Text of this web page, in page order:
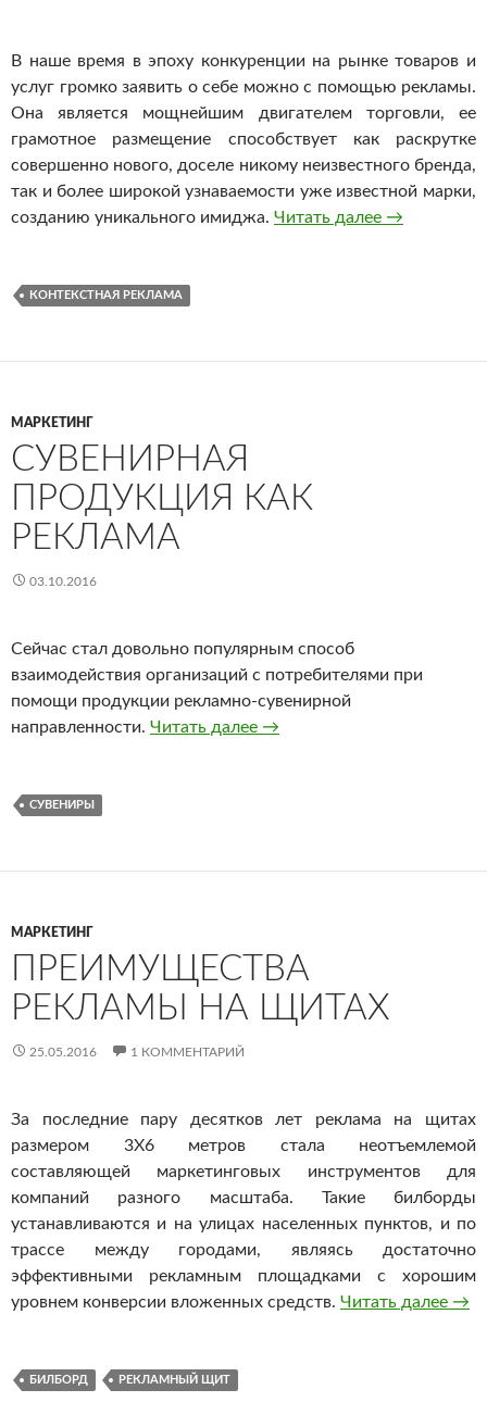
В наше время в эпоху конкуренции на рынке товаров и
услуг громко заявить о себе можно с помощью рекламы.
Она является мощнейшим двигателем торговли, ее
грамотное размещение способствует как раскрутке
совершенно нового, доселе никому неизвестного бренда,
так и более широкой узнаваемости уже известной марки,
созданию уникального имиджа. Читать далее Отличия
→
КОНТЕКСТНАЯ РЕКЛАМА
МАРКЕТИНГ
СУВЕНИРНАЯ
ПРОДУКЦИЯ КАК
РЕКЛАМА
03.10.2016
Сейчас стал довольно популярным способ
взаимодействия организаций с потребителями при
помощи продукции рекламно-сувенирной
направленности. Читать далее Сувенирная продукция как
→
СУВЕНИРЫ
МАРКЕТИНГ
ПРЕИМУЩЕСТВА
РЕКЛАМЫ НА ЩИТАХ
25.05.2016 1 КОММЕНТАРИЙ
За последние пару десятков лет реклама на щитах
размером 3Х6 метров стала неотъемлемой
составляющей маркетинговых инструментов для
компаний разного масштаба. Такие билборды
устанавливаются и на улицах населенных пунктов, и по
трассе между городами, являясь достаточно
эффективными рекламным площадками с хорошим
уровнем конверсии вложенных средств. Читать далее →
БИЛБОРД РЕКЛАМНЫЙ ЩИТ